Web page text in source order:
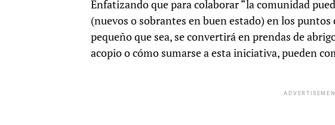
Enfatizando que para colaborar “la comunidad
(nuevos o sobrantes en buen estado) en los
pequeño que sea, se convertirá en prendas de
acopio o cómo sumarse a esta iniciativa, pueden